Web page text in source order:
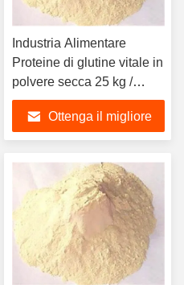
Industria Alimentare
Proteine di glutine vitale in
polvere secca 25 kg /
sacchetto
Ottenga il migliore